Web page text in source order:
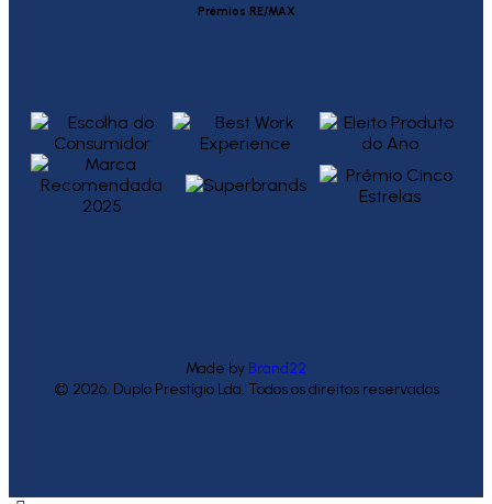
Prémios RE/MAX
Made by Brand22
© 2026. Duplo Prestígio Lda. Todos os direitos reservados